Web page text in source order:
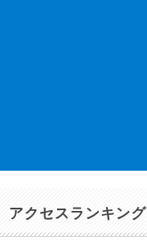
アクセスランキング